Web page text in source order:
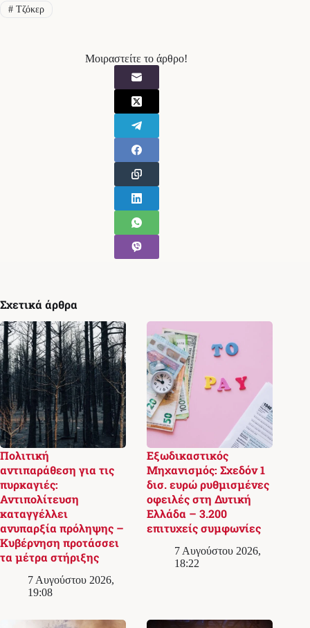
#Τζόκερ
Μοιραστείτε το άρθρο!
Σχετικά άρθρα
Πολιτική
αντιπαράθεση για τις
πυρκαγιές:
Αντιπολίτευση
καταγγέλλει
ανυπαρξία πρόληψης –
Κυβέρνηση προτάσσει
τα μέτρα στήριξης
7 Αυγούστου 2026,
19:08
Εξωδικαστικός
Μηχανισμός: Σχεδόν 1
δισ. ευρώ ρυθμισμένες
οφειλές στη Δυτική
Ελλάδα – 3.200
επιτυχείς συμφωνίες
7 Αυγούστου 2026,
18:22